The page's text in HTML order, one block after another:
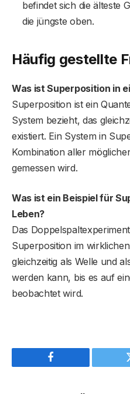
befindet sich die älteste
die jüngste oben.
Häufig gestellte
Was ist Superposition in
Superposition ist ein
System bezieht, das
existiert. Ein System in
Kombination aller
gemessen wird.
Was ist ein Beispiel für
Leben?
Das
Superposition im
gleichzeitig als Welle und
werden kann, bis es auf
beobachtet wird.
Facebook